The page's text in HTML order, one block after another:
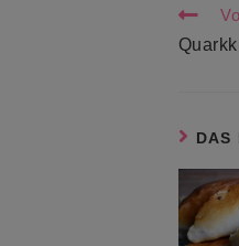
Weitere
Artikel
DAS